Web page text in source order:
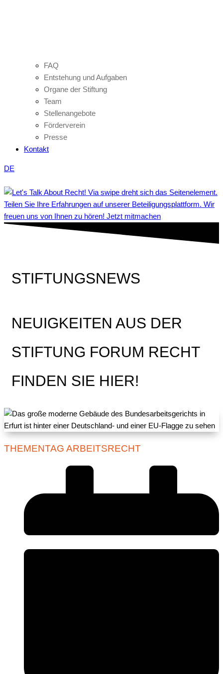
FAQ
Entstehung und Aufgaben
Organe der Stiftung
Team
Stellenangebote
Förderverein
Presse
Kontakt
DE
Teilen Sie Ihre Erfahrungen auf unserer Beteiligungsplattform. Wir
freuen uns von Ihnen zu hören! Jetzt mitmachen
STIFTUNGSNEWS
NEUIGKEITEN AUS DER
STIFTUNG FORUM RECHT
FINDEN SIE HIER!
THEMENTAG ARBEITSRECHT